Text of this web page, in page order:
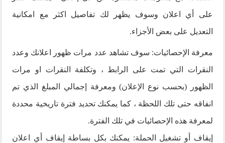
على أي اعلان وسوف يظهر لك تفاصيل اكثر مع امكانية
التعديل على بعض الأجزاء.
معرفة الإحصائيات: سوف تشاهد عدد مرات ظهور اعلانك وعدد
النقرات التي تمت على الرابط ، وتكلفة النقرات او مرات
الظهور (بحسب نوع الإعلان) ومعرفة إجمالي المبلغ الذي تم
انفاقه حتى تلك اللحظة ، كما يمكنك تحديد فترة تاريخية محددة
لمعرفة هذه الإحصائيات في تلك الفترة.
إيقاف أو تشغيل الحملة: يمكنك بكل بساطة إيقاف أي اعلان